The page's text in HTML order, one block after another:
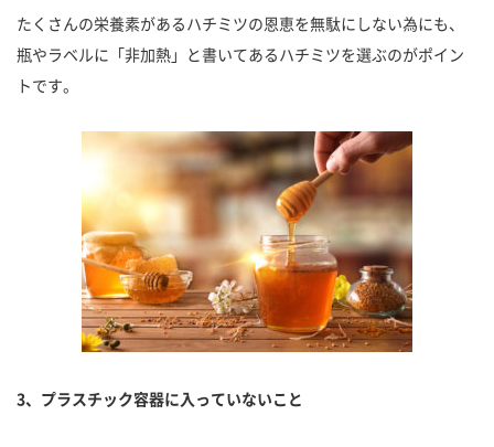
たくさんの栄養素があるハチミツの恩恵を無駄にしない為にも、
瓶やラベルに「非加熱」と書いてあるハチミツを選ぶのがポイン
トです。
3、プラスチック容器に入っていないこと